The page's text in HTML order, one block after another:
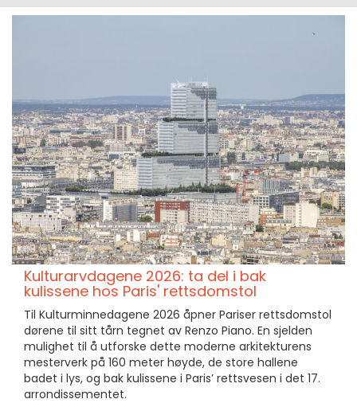
Kulturarvdagene 2026: ta del i bak
kulissene hos Paris' rettsdomstol
Til Kulturminnedagene 2026 åpner Pariser rettsdomstol
dørene til sitt tårn tegnet av Renzo Piano. En sjelden
mulighet til å utforske dette moderne arkitekturens
mesterverk på 160 meter høyde, de store hallene
badet i lys, og bak kulissene i Paris’ rettsvesen i det 17.
arrondissementet.